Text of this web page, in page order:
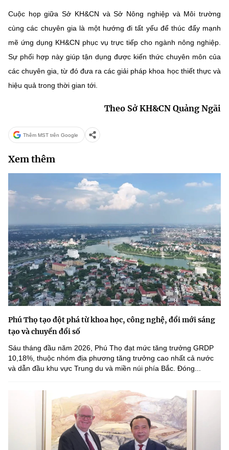
Cuộc họp giữa Sở KH&CN và Sở Nông nghiệp và Môi trường
cùng các chuyên gia là một hướng đi tất yếu để thúc đẩy mạnh
mẽ ứng dụng KH&CN phục vụ trực tiếp cho ngành nông nghiệp.
Sự phối hợp này giúp tận dụng được kiến thức chuyên môn của
các chuyên gia, từ đó đưa ra các giải pháp khoa học thiết thực và
hiệu quả trong thời gian tới.
Theo Sở KH&CN Quảng Ngãi
Thêm MST trên Google
Xem thêm
Phú Thọ tạo đột phá từ khoa học, công nghệ, đổi mới sáng
tạo và chuyển đổi số
Sáu tháng đầu năm 2026, Phú Thọ đạt mức tăng trưởng GRDP
10,18%, thuộc nhóm địa phương tăng trưởng cao nhất cả nước
và dẫn đầu khu vực Trung du và miền núi phía Bắc. Đóng...